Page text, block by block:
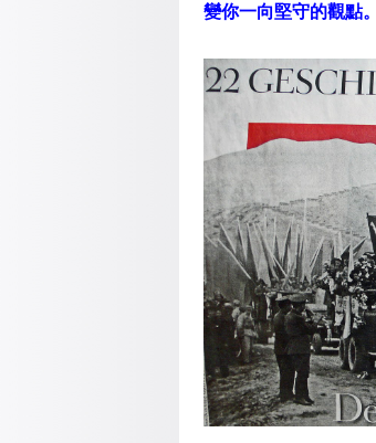
變你一向堅守的觀點